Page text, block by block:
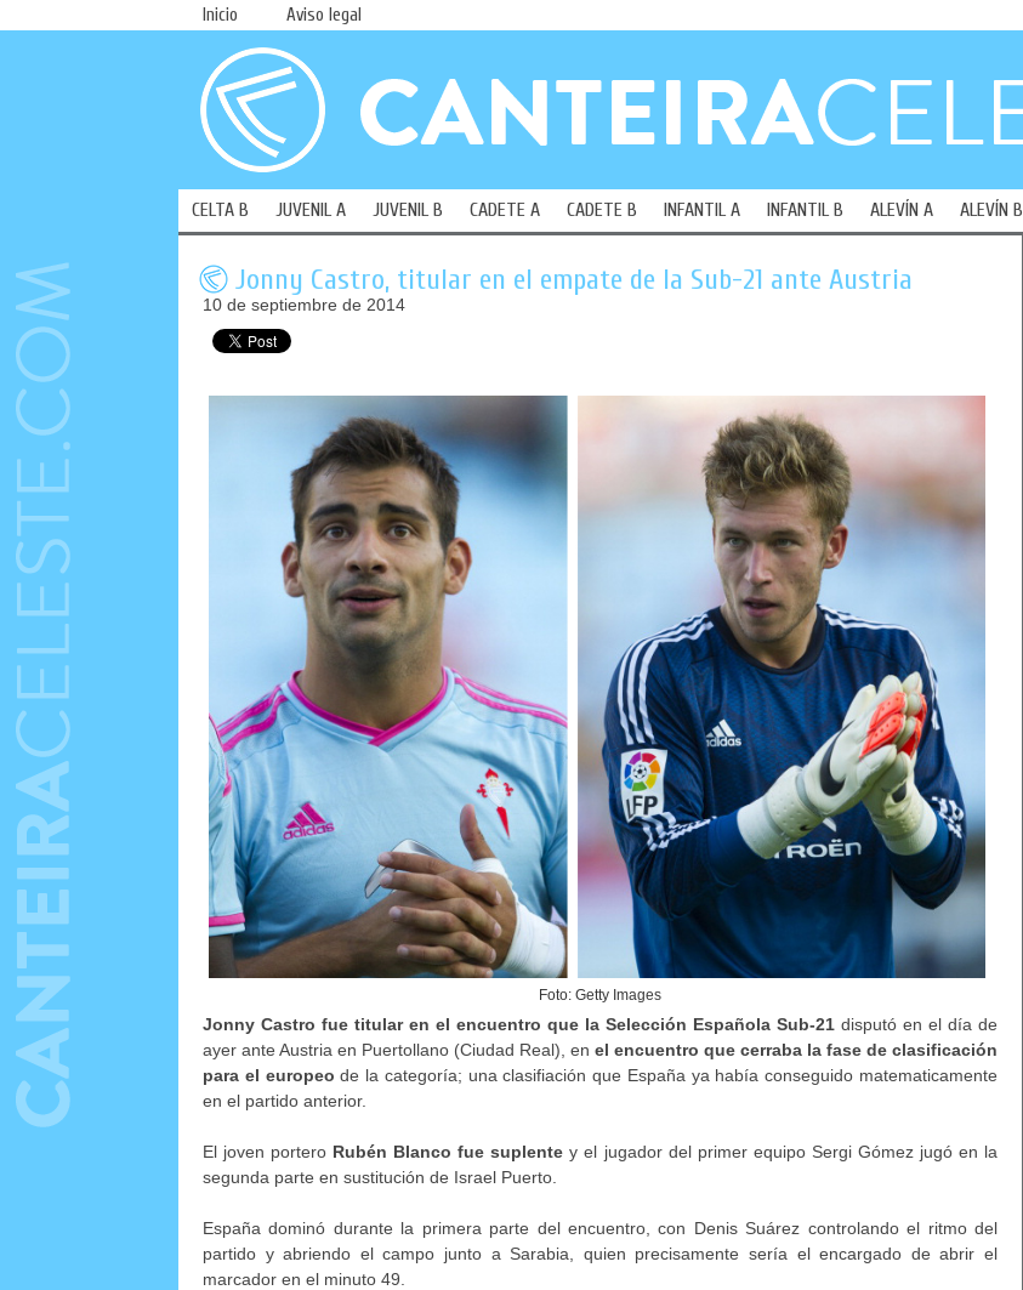
Inicio Aviso legal
CELTA B JUVENIL A JUVENIL B CADETE A CADETE B INFANTIL A INFANTIL B ALEVÍN A ALEVÍN B
Jonny Castro, titular en el empate de la Sub-21 ante Austria
10 de septiembre de 2014
Foto: Getty Images
Jonny Castro fue titular en el encuentro que la Selección Española Sub-21 disputó en el día de
ayer ante Austria en Puertollano (Ciudad Real), en el encuentro que cerraba la fase de clasificación
para el europeo de la categoría; una clasifiación que España ya había conseguido matematicamente
en el partido anterior.
El joven portero Rubén Blanco fue suplente y el jugador del primer equipo Sergi Gómez jugó en la
segunda parte en sustitución de Israel Puerto.
España dominó durante la primera parte del encuentro, con Denis Suárez controlando el ritmo del
partido y abriendo el campo junto a Sarabia, quien precisamente sería el encargado de abrir el
marcador en el minuto 49.